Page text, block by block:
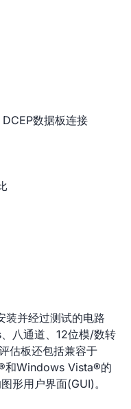
数据板连接
并经过测试的电路
八通道、12位模/数转
估板还包括兼容于
Windows Vista®的
形用户界面(GUI)。